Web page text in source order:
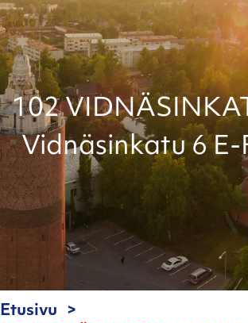
102
Vidnäsinkatu 6 E-
Etusivu